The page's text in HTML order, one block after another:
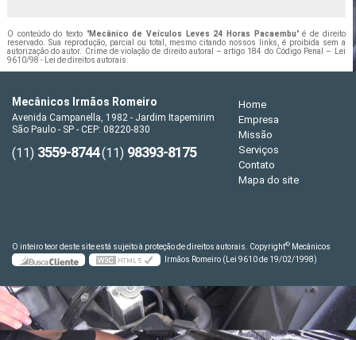
O conteúdo do texto "Mecânico de Veículos Leves 24 Horas Pacaembu" é de direito
reservado. Sua reprodução, parcial ou total, mesmo citando nossos links, é proibida sem a
autorização do autor. Crime de violação de direito autoral – artigo 184 do Código Penal –
Lei
9610/98 - Lei de direitos autorais.
Mecânicos Irmãos Romeiro
Avenida Campanella, 1982 - Jardim Itapemirim
São Paulo - SP - CEP: 08220-830
(11) 3559-8744(11) 98393-8175
Home
Empresa
Missão
Serviços
Contato
Mapa do site
O inteiro teor deste site está sujeito à proteção de direitos autorais. Copyright© Mecânicos
Irmãos Romeiro (Lei 9610 de 19/02/1998)